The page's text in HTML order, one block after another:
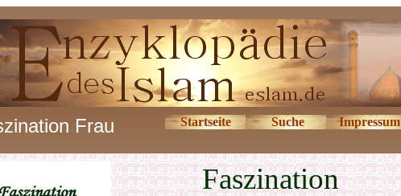
Frau Startseite Suche Impressum
Faszination